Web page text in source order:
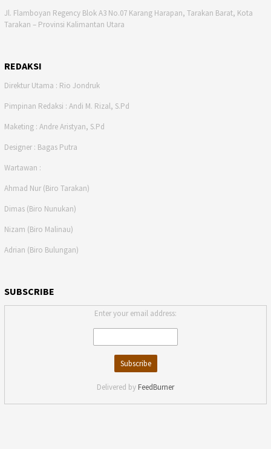
Jl. Flamboyan Regency Blok A3 No.07 Karang Harapan, Tarakan Barat, Kota
Tarakan – Provinsi Kalimantan Utara
REDAKSI
Direktur Utama : Rio Jondruk
Pimpinan Redaksi : Andi M. Rizal, S.Pd
Maketing : Andre Aristyan, S.Pd
Designer : Bagas Putra
Wartawan :
Ahmad Nur (Biro Tarakan)
Dimas (Biro Nunukan)
Nizam (Biro Malinau)
Adrian (Biro Bulungan)
SUBSCRIBE
Enter your email address:
Delivered by FeedBurner